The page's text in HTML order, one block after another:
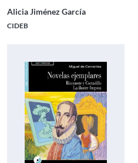
Alicia Jiménez García
CIDEB